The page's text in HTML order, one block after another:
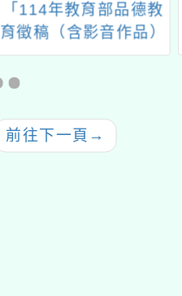
「114年教育部品德教
育徵稿（含影音作品）
評選活動實施計畫」
前往下一頁 →